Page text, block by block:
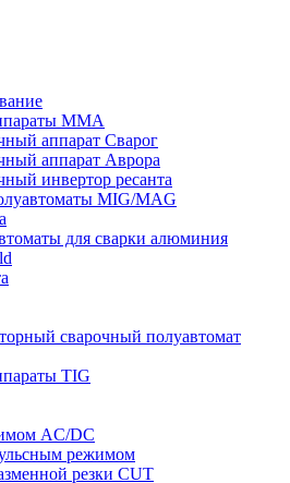
MMA
аппарат Сварог
аппарат Аврора
инвертор ресанта
MIG/MAG
для сварки алюминия
сварочный полуавтомат
TIG
AC/DC
режимом
резки CUT